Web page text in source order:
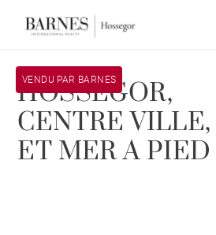
VENDU PAR BARNES
HOSSEGOR,
CENTRE
ET MER A PIED